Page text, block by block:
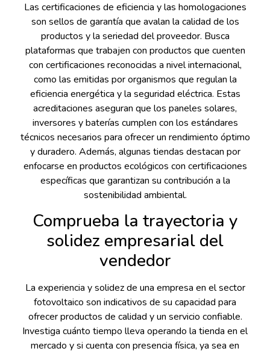
Las certificaciones de eficiencia y las homologaciones
son sellos de garantía que avalan la calidad de los
productos y la seriedad del proveedor. Busca
plataformas que trabajen con productos que cuenten
con certificaciones reconocidas a nivel internacional,
como las emitidas por organismos que regulan la
eficiencia energética y la seguridad eléctrica. Estas
acreditaciones aseguran que los paneles solares,
inversores y baterías cumplen con los estándares
técnicos necesarios para ofrecer un rendimiento óptimo
y duradero. Además, algunas tiendas destacan por
enfocarse en productos ecológicos con certificaciones
específicas que garantizan su contribución a la
sostenibilidad ambiental.
Comprueba la trayectoria y
solidez empresarial del
vendedor
La experiencia y solidez de una empresa en el sector
fotovoltaico son indicativos de su capacidad para
ofrecer productos de calidad y un servicio confiable.
Investiga cuánto tiempo lleva operando la tienda en el
mercado y si cuenta con presencia física, ya sea en